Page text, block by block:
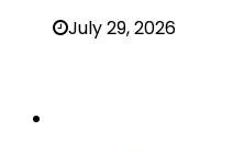
July 29, 2026